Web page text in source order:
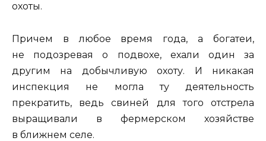
охоты.
Причем в любое время года, а богатеи,
не подозревая о подвохе, ехали один за
другим на добычливую охоту. И никакая
инспекция не могла ту деятельность
прекратить, ведь свиней для того отстрела
выращивали в фермерском хозяйстве
в ближнем селе.